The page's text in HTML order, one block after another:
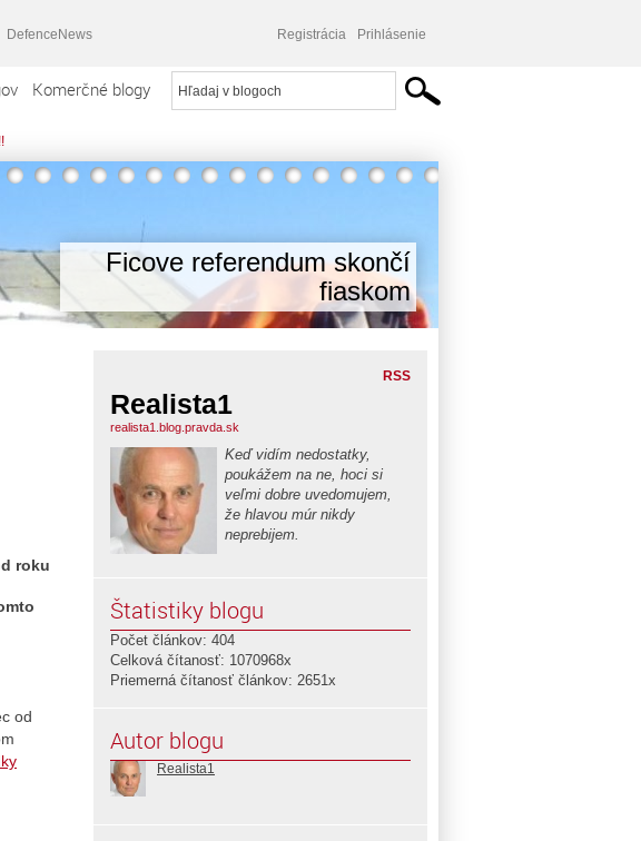
DefenceNews Registrácia Prihlásenie
Komerčné blogy
Ficove referendum skončí
fiaskom
roku
od
RSS
Realista1
realista1.blog.pravda.sk
Keď vidím nedostatky,
poukážem na ne, hoci si
veľmi dobre uvedomujem,
že hlavou múr nikdy
neprebijem.
Štatistiky blogu
Počet článkov: 404
Celková čítanosť: 1070968x
Priemerná čítanosť článkov: 2651x
Autor blogu
Realista1